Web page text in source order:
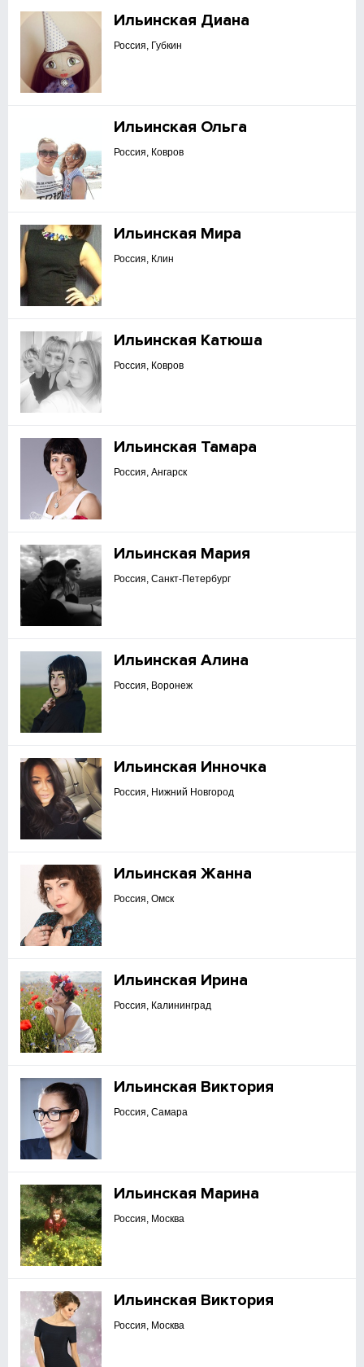
Ильинская Диана
Россия, Губкин
Ильинская Ольга
Россия, Ковров
Ильинская Мира
Россия, Клин
Ильинская Катюша
Россия, Ковров
Ильинская Тамара
Россия, Ангарск
Ильинская Мария
Россия, Санкт-Петербург
Ильинская Алина
Россия, Воронеж
Ильинская Инночка
Россия, Нижний Новгород
Ильинская Жанна
Россия, Омск
Ильинская Ирина
Россия, Калининград
Ильинская Виктория
Россия, Самара
Ильинская Марина
Россия, Москва
Ильинская Виктория
Россия, Москва